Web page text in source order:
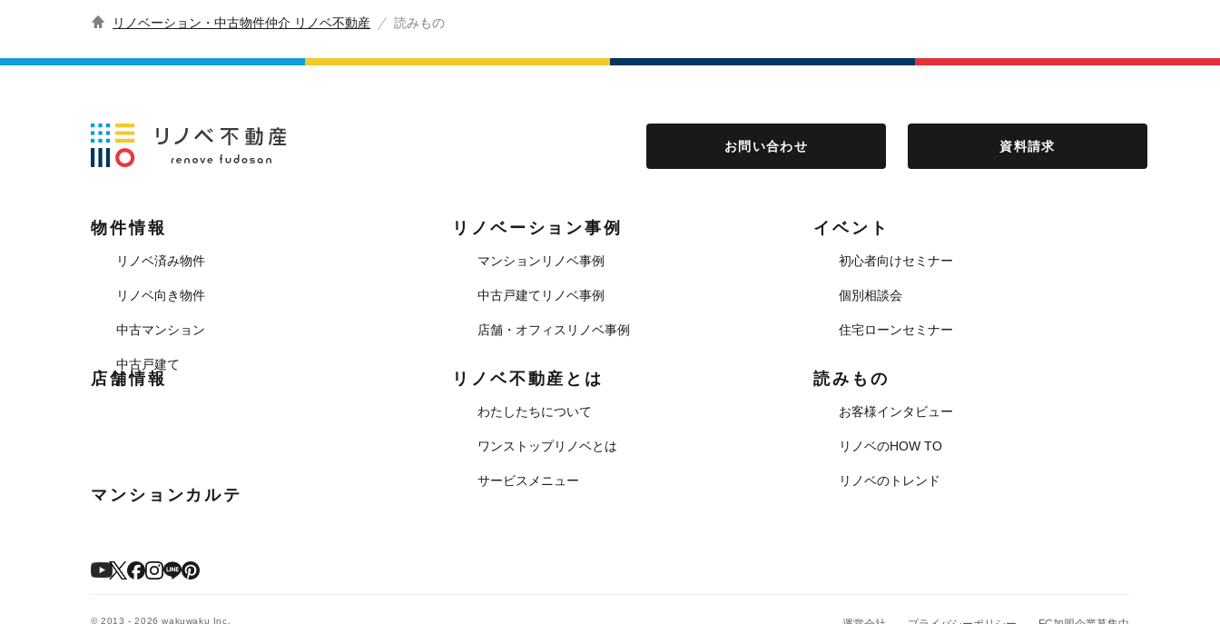
リノベーション・中古物件仲介 リノベ不動産 読みもの
お問い合わせ 資料請求
物件情報
リノベ済み物件
リノベ向き物件
中古マンション
中古戸建て
リノベーション事例
マンションリノベ事例
中古戸建てリノベ事例
店舗・オフィスリノベ事例
イベント
初心者向けセミナー
個別相談会
住宅ローンセミナー
店舗情報 リノベ不動産とは
わたしたちについて
ワンストップリノベとは
サービスメニュー
読みもの
お客様インタビュー
リノベのHOW TO
リノベのトレンド
マンションカルテ
© 2013 - 2026 wakuwaku Inc.